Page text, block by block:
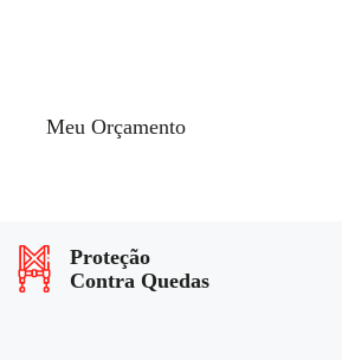
Meu Orçamento
Proteção
Contra Quedas